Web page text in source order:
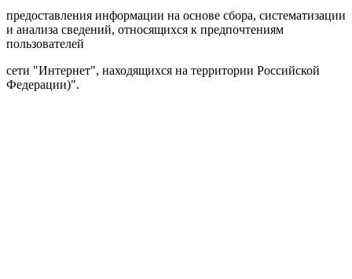
предоставления информации на основе сбора, систематизации
и анализа сведений, относящихся к предпочтениям
пользователей
сети "Интернет", находящихся на территории Российской
Федерации)".